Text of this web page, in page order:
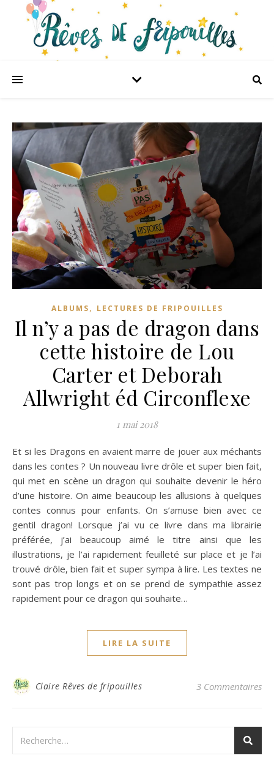
ALBUMS, LECTURES DE FRIPOUILLES
Il n’y a pas de dragon dans
cette histoire de Lou
Carter et Deborah
Allwright éd Circonflexe
1 mai 2018
Et si les Dragons en avaient marre de jouer aux méchants
dans les contes ? Un nouveau livre drôle et super bien fait,
qui met en scène un dragon qui souhaite devenir le héro
d’une histoire. On aime beaucoup les allusions à quelques
contes connus pour enfants. On s’amuse bien avec ce
gentil dragon! Lorsque j’ai vu ce livre dans ma librairie
préférée, j’ai beaucoup aimé le titre ainsi que les
illustrations, je l’ai rapidement feuilleté sur place et je l’ai
trouvé drôle, bien fait et super sympa à lire. Les textes ne
sont pas trop longs et on se prend de sympathie assez
rapidement pour ce dragon qui souhaite…
LIRE LA SUITE
Claire Rêves de fripouilles 3 Commentaires